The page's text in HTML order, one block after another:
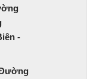
-
Đường